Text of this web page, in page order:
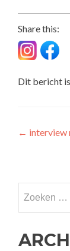
Share this:
Dit bericht
← interview